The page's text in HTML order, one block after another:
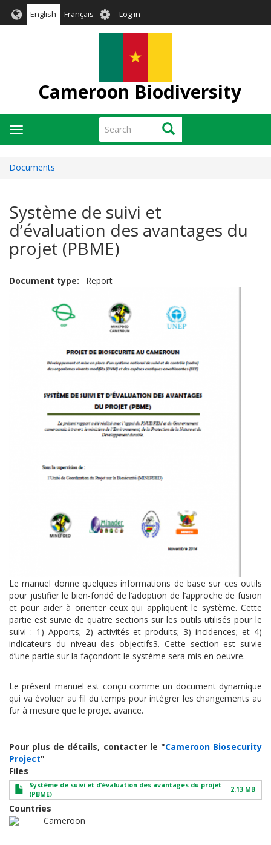
English Français User
account
Log in
Cameroon Biodiversity
Search Search
Toggle
navigation
Documents
Système de suivi et
d’évaluation des avantages du
projet (PBME)
Document type Report
Le manuel donne quelques informations de base sur ces outils
pour justifier le bien-fondé de l’adoption de l’approche de fusion
et pour aider à orienter ceux qui appliquent le système. Cette
partie est suivie de quatre sections sur les outils utilisés pour le
suivi : 1) Apports; 2) activités et produits; 3) incidences; et 4)
indicateurs du niveau des objectifs3. Cette section est suivie
d’une partie sur la façondont le système sera mis en oeuvre.
Le présent manuel est conçu comme un document dynamique
qui va évoluer au fil du temps pour intégrer les changements au
fur à mesure que le projet avance.
Pour plus de détails, contacter le "Cameroon Biosecurity
Project"
Files
Système de suivi et d’évaluation des avantages du projet
(PBME)
2.13 MB
Countries
Cameroon